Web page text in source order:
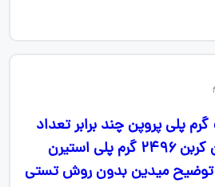
تعداد پیوند های ۵۰۴ گرم پلی پروپن چند برابر تعداد
پیوندهای دو گانه کربن کربن ۲۴۹۶ گرم پلی استیرن
میدین بدون روش تستی